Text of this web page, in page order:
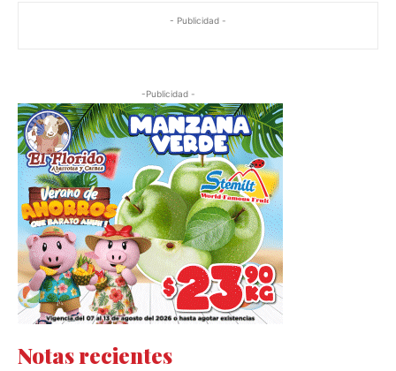
- Publicidad -
-Publicidad -
Notas recientes